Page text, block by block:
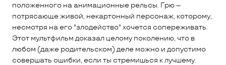
положенного на анимационные рельсы. Грю –
потрясающе живой, некартонный персонаж, которому,
несмотря на его "злодейство" хочется сопереживать.
Этот мультфильм доказал целому поколению, что в
любом (даже родительском) деле можно и допустимо
совершать ошибки, если ты стремишься к лучшему.